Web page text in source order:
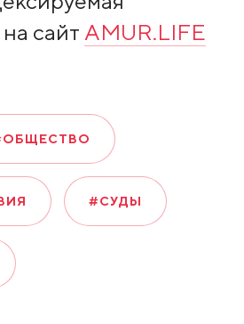
сайт AMUR.LIFE
#СУДЫ